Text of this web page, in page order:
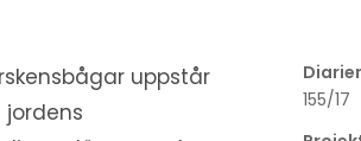
uppstår
155/17